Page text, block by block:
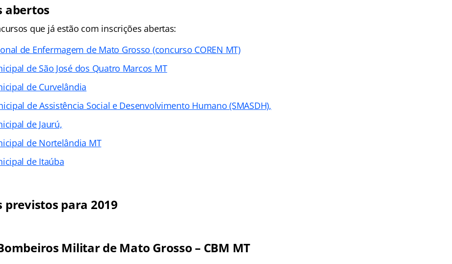
abertos
que já estão com inscrições abertas:
de Enfermagem de Mato Grosso (concurso COREN MT)
de São José dos Quatro Marcos MT
de Curvelândia
de Assistência Social e Desenvolvimento Humano (SMASDH),
de Jaurú,
de Nortelândia MT
de Itaúba
previstos para 2019
Militar de Mato Grosso – CBM MT